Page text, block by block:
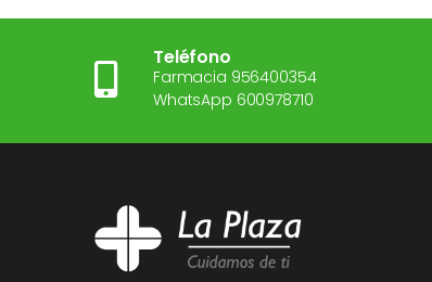
Teléfono
Farmacia 956400354
WhatsApp 600978710